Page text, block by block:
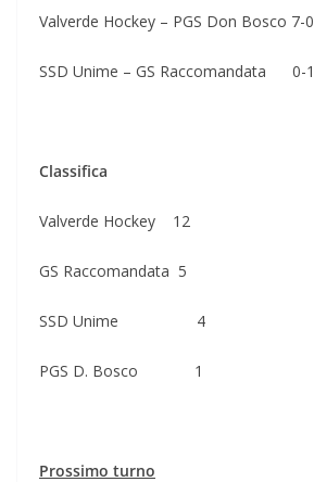
Valverde Hockey – PGS Don Bosco 7-0
SSD Unime – GS Raccomandata 0-1
Classifica
Valverde Hockey 12
GS Raccomandata 5
SSD Unime 4
PGS D. Bosco 1
Prossimo turno